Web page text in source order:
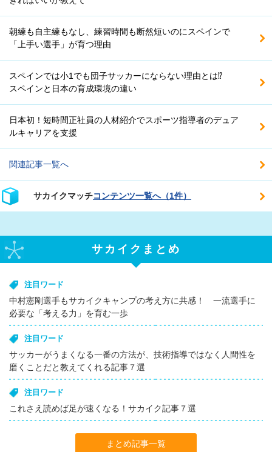
朝練も自主練もなし、練習時間も断然短いのにスペインで
「上手い選手」が育つ理由
スペインでは小1でも団子サッカーにならない理由とは⁉
スペインと日本の育成環境の違い
日本初！短時間正社員の人材紹介でスポーツ指導者のデュア
ルキャリアを支援
関連記事一覧へ
サカイクマッチコンテンツ一覧へ（1件）
サカイクまとめ
注目ワード
中村憲剛選手もサカイクキャンプの考え方に共感！ 一流選手に
必要な「考える力」を育む一歩
注目ワード
サッカーがうまくなる一番の方法が、技術指導ではなく人間性を
磨くことだと教えてくれる記事７選
注目ワード
これさえ読めば足が速くなる！サカイク記事７選
まとめ記事一覧